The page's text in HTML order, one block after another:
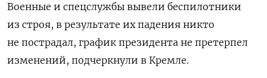
Военные и спецслужбы вывели беспилотники
из строя, в результате их падения никто
не пострадал, график президента не претерпел
изменений, подчеркнули в Кремле.